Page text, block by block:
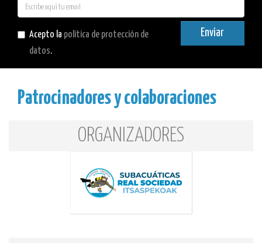
Acepto la política de protección de
datos.
Enviar
Patrocinadores y colaboraciones
ORGANIZADORES